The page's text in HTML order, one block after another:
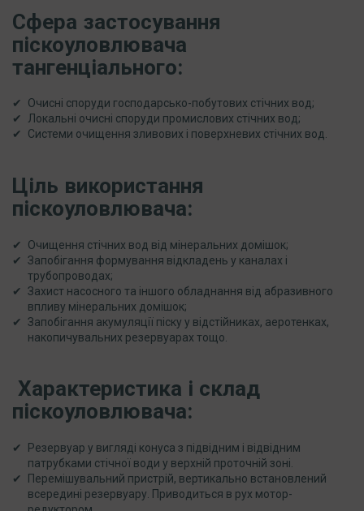
Сфера застосування
піскоуловлювача
тангенціального:
Очисні споруди господарсько-побутових стічних вод;
Локальні очисні споруди промислових стічних вод;
Системи очищення зливових і поверхневих стічних вод.
Ціль використання
піскоуловлювача:
Очищення стічних вод від мінеральних домішок;
Запобігання формування відкладень у каналах і
трубопроводах;
Захист насосного та іншого обладнання від абразивного
впливу мінеральних домішок;
Запобігання акумуляції піску у відстійниках, аеротенках,
накопичувальних резервуарах тощо.
Характеристика і склад
піскоуловлювача:
Резервуар у вигляді конуса з підвідним і відвідним
патрубками стічної води у верхній проточній зоні.
Перемішувальний пристрій, вертикально встановлений
всередині резервуару. Приводиться в рух мотор-